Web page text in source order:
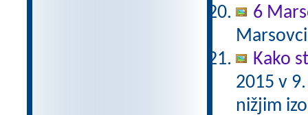
6
Kako
2015 v
nižjim